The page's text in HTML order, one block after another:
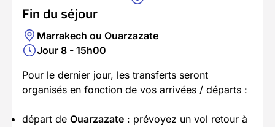
Fin du séjour
Marrakech ou Ouarzazate
Jour 8 - 15h00
Pour le dernier jour, les transferts seront
organisés en fonction de vos arrivées / départs :
départ de Ouarzazate : prévoyez un vol retour à